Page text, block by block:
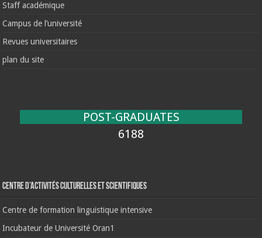
Staff académique
Campus de l’université
Revues universitaires
plan du site
POST-GRADUATES
6188
Centre d’activités culturelles et scientifiques
Centre de formation linguistique intensive
Incubateur de Université Oran1